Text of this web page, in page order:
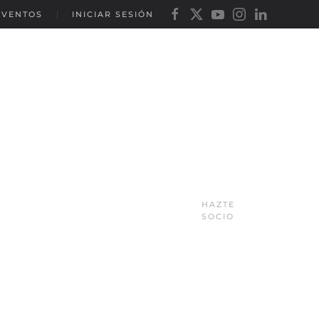
INICIAR SESIÓN
HAZTE
SOCIO